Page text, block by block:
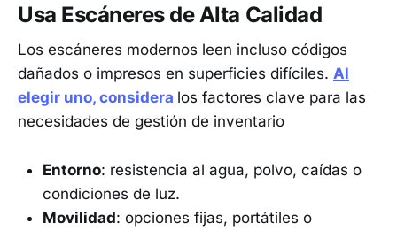
Usa Escáneres de Alta Calidad
Los escáneres modernos leen incluso códigos
dañados o impresos en superficies difíciles. Al
elegir uno, considera los factores clave para las
necesidades de gestión de inventario
Entorno: resistencia al agua, polvo, caídas o
condiciones de luz.
Movilidad: opciones fijas, portátiles o